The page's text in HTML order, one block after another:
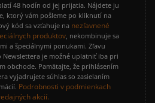
48 hodín od jej prijatia. Nájdete ju
ktorý vám pošleme po kliknutí na
kód sa vzťahuje na nezľavnené
produktov, nekombinuje sa
a špeciálnymi ponukami. Zľavu
Newslettera je možné uplatniť iba pri
obchode. Pamätajte, že prihlásením
vyjadrujete súhlas so zasielaním
Podrobnosti v podmienkach
akcií.